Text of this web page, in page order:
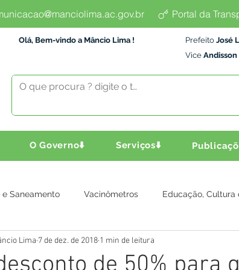
Portal da
Olá, Bem-vindo a Mâncio Lima ! Prefeito José
Vice Andisson
O Governo⬇️ Serviços⬇️
e Saneamento Vacinômetros Educação, Cultura
Obra e Transporte Assistência Social
Lima 7 de dez. de 2018 1 min de leitura